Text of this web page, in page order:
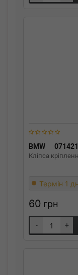
BMW
Кліпса
Термін 1
60 грн
- +